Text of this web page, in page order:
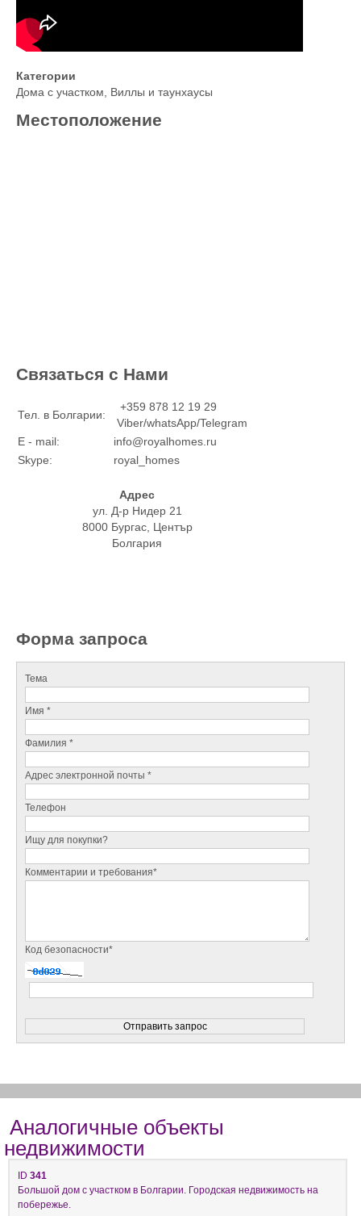
Категории
Дома с участком, Виллы и таунхаусы
Местоположение
Связаться с Нами
Тел. в Болгарии:
+359 878 12 19 29
Viber/whatsApp/Telegram
E - mail:
info@royalhomes.ru
Skype:
royal_homes
Адрес
ул. Д-р Нидер 21
8000 Бургас, Център
Болгария
Форма запроса
Тема
Имя *
Фамилия *
Адрес электронной почты *
Телефон
Ищу для покупки?
Комментарии и требования*
Код безопасности*
Аналогичные объекты
недвижимости
ID 341
Большой дом с участком в Болгарии. Городская недвижимость на
побережье.